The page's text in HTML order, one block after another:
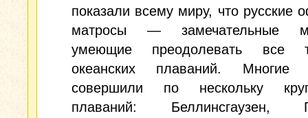
показали всему миру, что русские
матросы — замечательные
умеющие преодолевать все
океанских плаваний. Многие
совершили по нескольку
плаваний: Беллинсгаузен,